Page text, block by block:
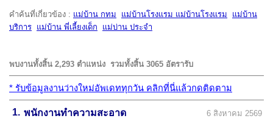
คำค้นที่เกี่ยวข้อง : แม่บ้าน กทม แม่บ้านโรงแรม แม่บ้านโรงแรม
แม่บ้าน
บริการ แม่บ้าน พี่เลี้ยงเด็ก แม่บ่าน ประจำ
พบงานทั้งสิ้น 2,293 ตำแหน่ง รวมทั้งสิ้น 3065 อัตรารับ
* รับข้อมูลงานว่างใหม่อัพเดททุกวัน คลิกที่นี่แล้วกดติดตาม
1. พนักงานทำความสะอาด
6 สิงหาคม 2569